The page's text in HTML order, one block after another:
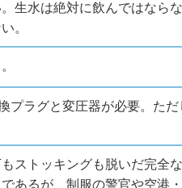
生水は絶対に飲んではなら
。
プラグと変圧器が必要。た
ストッキングも脱いだ完全
あるが、制服の警官や空港